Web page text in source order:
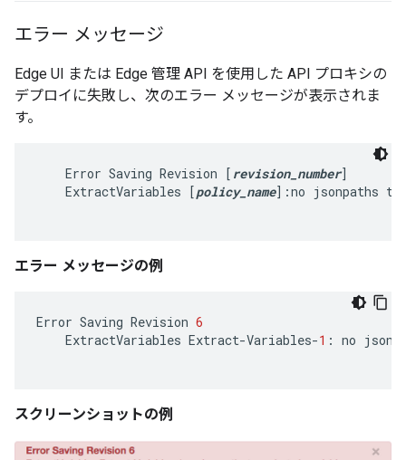
エラー メッセージ
Edge UI または Edge 管理 API を使用した API プロキシの
デプロイに失敗し、次のエラー メッセージが表示されま
す。
    Error Saving Revision [
revision_number]
    ExtractVariables [
policy_name]:no jsonpaths to
エラー メッセージの例
Error Saving Revision 6
ExtractVariables Extract-Variables-1 : no
スクリーンショットの例